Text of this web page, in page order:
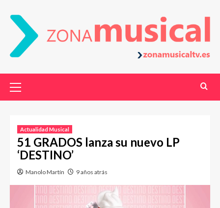
Actualidad Musical
51 GRADOS lanza su nuevo LP
‘DESTINO’
Manolo Martín 9 años atrás